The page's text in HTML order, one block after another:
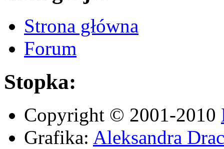
Strona główna
Forum
Stopka:
Copyright © 2001-2010
Grafika: Aleksandra